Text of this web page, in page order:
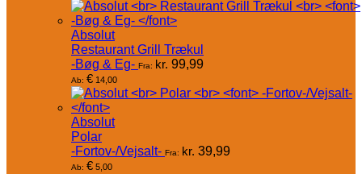
Absolut
Restaurant Grill Trækul
-Bøg & Eg- Fra: kr. 99,99
Ab: € 14,00
Absolut
Polar
-Fortov-/Vejsalt- Fra: kr. 39,99
Ab: € 5,00